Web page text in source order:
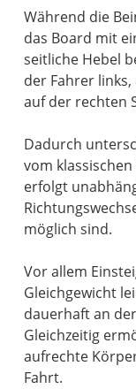
Während die
das Board mit
seitliche Hebel
der Fahrer
auf der rechten
Dadurch
vom
erfolgt
möglich sind.
Vor allem
Gleichgewicht
dauerhaft an
Gleichzeitig
aufrechte
Fahrt.